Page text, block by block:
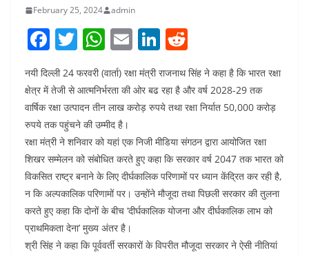
February 25, 2024 admin
F
a
c
e
b
o
o
k
T
w
itt
er
W
h
at
s
A
p
p
E
m
ai
l
Li
k
e
n
e
d
di
नयी दिल्ली 24 फरवरी (वार्ता) रक्षा मंत्री राजनाथ सिंह ने कहा है कि भारत रक्षा
क्षेत्र में तेजी से आत्मनिर्भरता की ओर बढ रहा है और वर्ष 2028-29 तक
वार्षिक रक्षा उत्पादन तीन लाख करोड़ रुपये तथा रक्षा निर्यात 50,000 करोड़
रुपये तक पहुंचने की उम्मीद है।
रक्षा मंत्री ने शनिवार को यहां एक निजी मीडिया संगठन द्वारा आयोजित रक्षा
शिखर सम्मेलन को संबोधित करते हुए कहा कि सरकार वर्ष 2047 तक भारत को
विकसित राष्ट्र बनाने के लिए दीर्घकालिक परिणामों पर ध्यान केंद्रित कर रही है,
न कि अल्पकालिक परिणामों पर। उन्होंने मौजूदा तथा पिछली सरकार की तुलना
करते हुए कहा कि दोनों के बीच ‘दीर्घकालिक योजना और दीर्घकालिक लाभ को
प्राथमिकता देना’ मुख्य अंतर है।
श्री सिंह ने कहा कि पूर्ववर्ती सरकारों के विपरीत मौजूदा सरकार ने ऐसी नीतियां